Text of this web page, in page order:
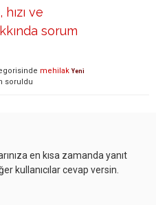
ve
sorum
mehilak Yeni
soruldu
en kısa zamanda yanıt
kullanıcılar cevap versin.